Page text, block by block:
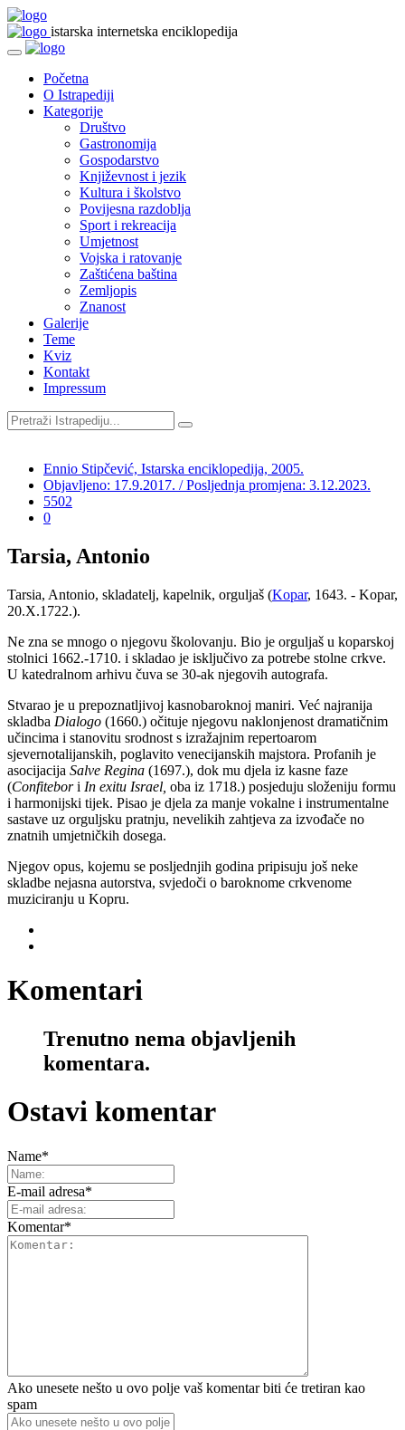
istarska internetska enciklopedija
Početna
O Istrapediji
Kategorije
Društvo
Gastronomija
Gospodarstvo
Književnost i jezik
Kultura i školstvo
Povijesna razdoblja
Sport i rekreacija
Umjetnost
Vojska i ratovanje
Zaštićena baština
Zemljopis
Znanost
Galerije
Teme
Kviz
Kontakt
Impressum
Ennio Stipčević, Istarska enciklopedija, 2005.
Objavljeno: 17.9.2017. / Posljednja promjena: 3.12.2023.
5502
0
Tarsia, Antonio
Tarsia, Antonio, skladatelj, kapelnik, orguljaš (Kopar, 1643. - Kopar,
20.X.1722.).
Ne zna se mnogo o njegovu školovanju. Bio je orguljaš u koparskoj
stolnici 1662.-1710. i skladao je isključivo za potrebe stolne crkve.
U katedralnom arhivu čuva se 30-ak njegovih autografa.
Stvarao je u prepoznatljivoj kasnobaroknoj maniri. Već najranija
skladba Dialogo (1660.) očituje njegovu naklonjenost dramatičnim
učincima i stanovitu srodnost s izražajnim repertoarom
sjevernotalijanskih, poglavito venecijanskih majstora. Profanih je
asocijacija Salve Regina (1697.), dok mu djela iz kasne faze
(Confitebori In exitu Israel, oba iz 1718.) posjeduju složeniju formu
i harmonijski tijek. Pisao je djela za manje vokalne i instrumentalne
sastave uz orguljsku pratnju, nevelikih zahtjeva za izvođače no
znatnih umjetničkih dosega.
Njegov opus, kojemu se posljednjih godina pripisuju još neke
skladbe nejasna autorstva, svjedoči o baroknome crkvenome
muziciranju u Kopru.
Komentari
Trenutno nema objavljenih
komentara.
Ostavi komentar
Name*
E-mail adresa*
Komentar*
Ako unesete nešto u ovo polje vaš komentar biti će tretiran kao
spam